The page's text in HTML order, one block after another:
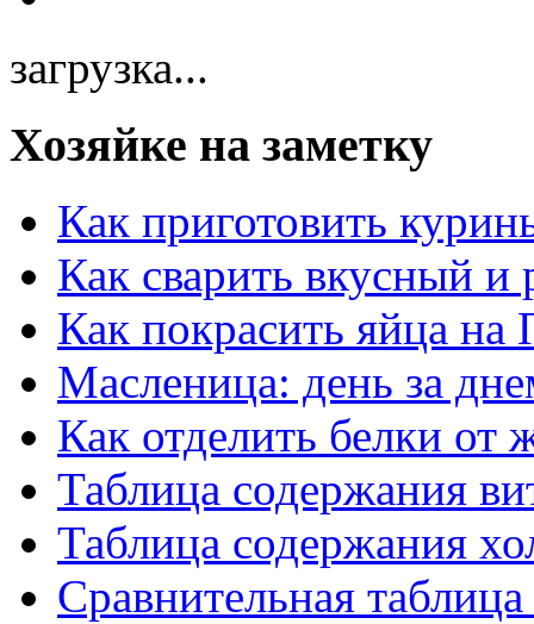
загрузка...
Хозяйке на заметку
Как приготовить
Как сварить вкусный и
Как покрасить яйца на
Масленица: день за
Как отделить белки от
Таблица содержания
Таблица содержания
Сравнительная